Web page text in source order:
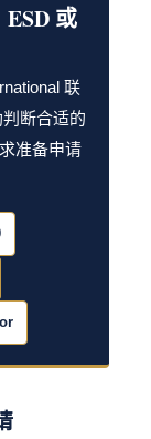
或
联
断合适的
准备申请